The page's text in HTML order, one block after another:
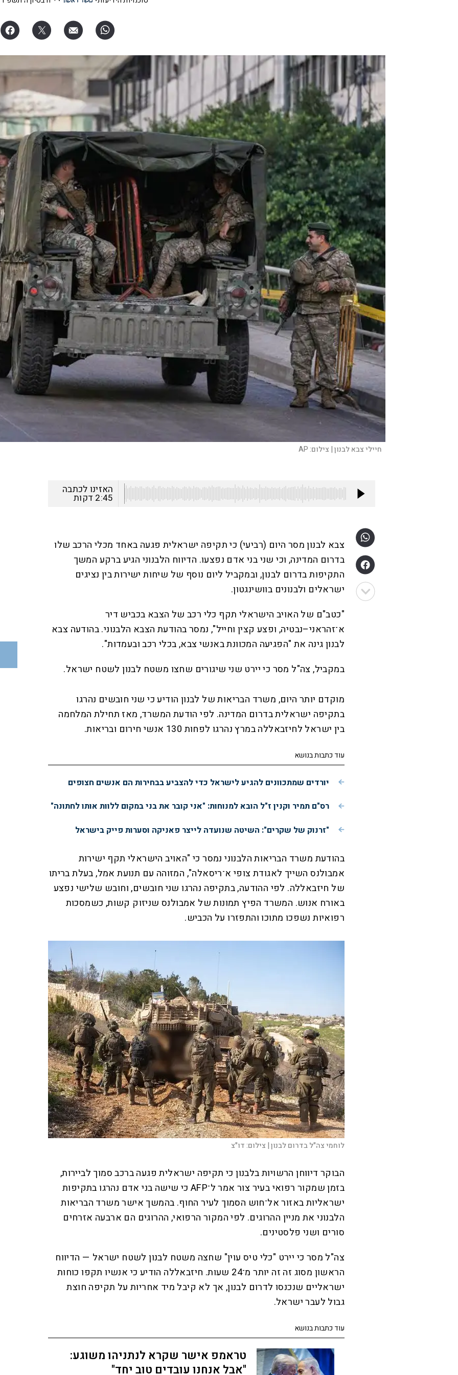
חיילי צבא לבנון | צילום:AP
האזינו לכתבה
2:45 דקות
צבא לבנון מסר היום (רביעי) כי תקיפה ישראלית פגעה באחד מכלי הרכב שלו
בדרום המדינה, וכי שני בני אדם נפצעו. הדיווח הלבנוני הגיע ברקע המשך
התקיפות בדרום לבנון, ובמקביל ליום נוסף של שיחות ישירות בין נציגים
ישראלים ולבנונים בוושינגטון.
"כטב"ם של האויב הישראלי תקף כלי רכב של הצבא בכביש דיר
א־זהראני–נבטיה, ופצע קצין וחייל", נמסר בהודעת הצבא הלבנוני. בהודעה צבא
לבנון גינה את "הפגיעה המכוונת באנשי צבא, בכלי רכב ובעמדות".
במקביל, צה"ל מסר כי יירט שני שיגורים שחצו משטח לבנון לשטח ישראל.
מוקדם יותר היום, משרד הבריאות של לבנון הודיע כי שני חובשים נהרגו
בתקיפה ישראלית בדרום המדינה. לפי הודעת המשרד, מאז תחילת המלחמה
בין ישראל לחיזבאללה במרץ נהרגו לפחות 130 אנשי חירום ובריאות.
עוד כתבות בנושא
יורדים שמתכוונים להגיע לישראל כדי להצביע בבחירות הם אנשים חצופים
רס"ם תמיר וקנין ז"ל הובא למנוחות: "אני קובר את בני במקום ללוות אותו לחתונה"
"זרנוק של שקרים": השיטה שנועדה לייצר פאניקה וסערות פייק בישראל
בהודעת משרד הבריאות הלבנוני נמסר כי "האויב הישראלי תקף ישירות
אמבולנס השייך לאגודת צופי א־ריסאלה", המזוהה עם תנועת אמל, בעלת בריתו
של חיזבאללה. לפי ההודעה, בתקיפה נהרגו שני חובשים, וחובש שלישי נפצע
באורח אנוש. המשרד הפיץ תמונות של אמבולנס שניזוק קשות, כשמסכות
רפואיות נשפכו מתוכו והתפזרו על הכביש.
לוחמי צה"ל בדרום לבנון | צילום:דו"צ
הבוקר דיווחן הרשויות בלבנון כי תקיפה ישראלית פגעה ברכב סמוך לביירות,
בזמן שמקור רפואי בעיר צור אמר ל־AFP כי שישה בני אדם נהרגו בתקיפות
ישראליות באזור אל־חוש הסמוך לעיר החוף. בהמשך אישר משרד הבריאות
הלבנוני את מניין ההרוגים. לפי המקור הרפואי, ההרוגים הם ארבעה אזרחים
סורים ושני פלסטינים.
צה"ל מסר כי יירט "כלי טיס עוין" שחצה משטח לבנון לשטח ישראל — הדיווח
הראשון מסוג זה זה יותר מ־24 שעות. חיזבאללה הודיע כי אנשיו תקפו כוחות
ישראליים שנכנסו לדרום לבנון, אך לא קיבל מיד אחריות על תקיפה חוצת
גבול לעבר ישראל.
עוד כתבות בנושא
טראמפ אישר שקרא לנתניהו משוגע:
"אבל אנחנו עובדים טוב יחד"